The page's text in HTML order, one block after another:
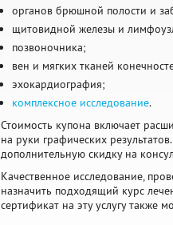
органов брюшной полости и
щитовидной железы и
позвоночника;
вен и мягких тканей
эхокардиография;
комплексное исследование.
Стоимость купона включает
на руки графических
дополнительную скидку на
Качественное исследование,
назначить подходящий курс
сертификат на эту услугу также